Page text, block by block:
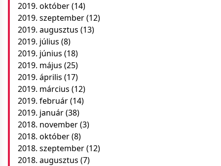
2019. október(14)
2019. szeptember(12)
2019. augusztus (13)
2019. július (8)
2019. június (18)
2019. május (25)
2019. április (17)
2019. március (12)
2019. február(14)
2019. január(38)
2018. november(3)
2018. október(8)
2018. szeptember(12)
2018. augusztus (7)